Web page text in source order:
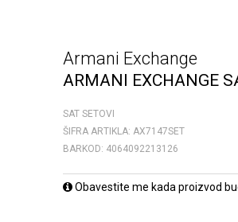
Armani Exchange
ARMANI EXCHANGE
SAT SETOVI
ŠIFRA ARTIKLA: AX7147SET
BARKOD: 4064092213126
Obavestite me kada proizvod